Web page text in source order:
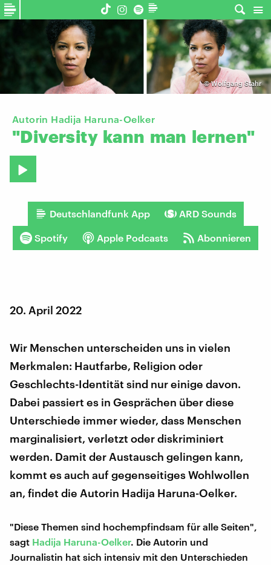
©Wolfgang Stahr
Autorin Hadija Haruna-Oelker
"Diversity kann man lernen"
Deutschlandfunk App ARD Sounds
Spotify Apple Podcasts Abonnieren
20. April 2022
Wir Menschen unterscheiden uns in vielen
Merkmalen: Hautfarbe, Religion oder
Geschlechts-Identität sind nur einige davon.
Dabei passiert es in Gesprächen über diese
Unterschiede immer wieder, dass Menschen
marginalisiert, verletzt oder diskriminiert
werden. Damit der Austausch gelingen kann,
kommt es auch auf gegenseitiges Wohlwollen
an, findet die Autorin Hadija Haruna-Oelker.
"Diese Themen sind hochempfindsam für alle Seiten",
sagt Hadija Haruna-Oelker. Die Autorin und
Journalistin hat sich intensiv mit den Unterschieden